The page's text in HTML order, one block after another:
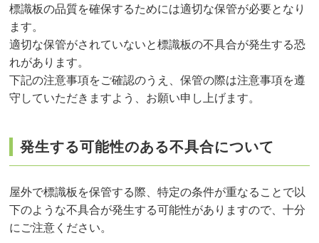
標識板の品質を確保するためには適切な保管が必要となり
ます。
適切な保管がされていないと標識板の不具合が発生する恐
れがあります。
下記の注意事項をご確認のうえ、保管の際は注意事項を遵
守していただきますよう、お願い申し上げます。
発生する可能性のある不具合について
屋外で標識板を保管する際、特定の条件が重なることで以
下のような不具合が発生する可能性がありますので、十分
にご注意ください。